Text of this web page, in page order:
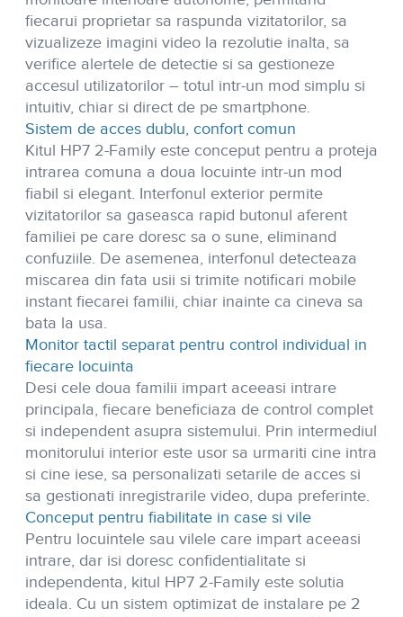
fiecarui proprietar sa raspunda vizitatorilor, sa
vizualizeze imagini video la rezolutie inalta, sa
verifice alertele de detectie si sa gestioneze
accesul utilizatorilor – totul intr-un mod simplu si
intuitiv, chiar si direct de pe smartphone.
Sistem de acces dublu, confort comun
Kitul HP7 2-Family este conceput pentru a proteja
intrarea comuna a doua locuinte intr-un mod
fiabil si elegant. Interfonul exterior permite
vizitatorilor sa gaseasca rapid butonul aferent
familiei pe care doresc sa o sune, eliminand
confuziile. De asemenea, interfonul detecteaza
miscarea din fata usii si trimite notificari mobile
instant fiecarei familii, chiar inainte ca cineva sa
bata la usa.
Monitor tactil separat pentru control individual in
fiecare locuinta
Desi cele doua familii impart aceeasi intrare
principala, fiecare beneficiaza de control complet
si independent asupra sistemului. Prin intermediul
monitorului interior este usor sa urmariti cine intra
si cine iese, sa personalizati setarile de acces si
sa gestionati inregistrarile video, dupa preferinte.
Conceput pentru fiabilitate in case si vile
Pentru locuintele sau vilele care impart aceeasi
intrare, dar isi doresc confidentialitate si
independenta, kitul HP7 2-Family este solutia
ideala. Cu un sistem optimizat de instalare pe 2